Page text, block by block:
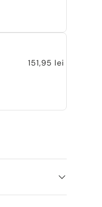
151,95 lei